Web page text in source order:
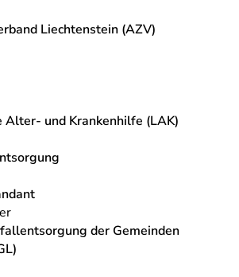
Liechtenstein (AZV)
Alter- und Krankenhilfe (LAK)
der Gemeinden